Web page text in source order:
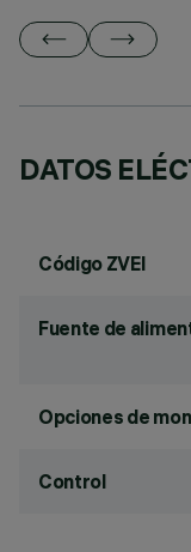
DATOS
Código ZVEI
Fuente de
Opciones de
Control